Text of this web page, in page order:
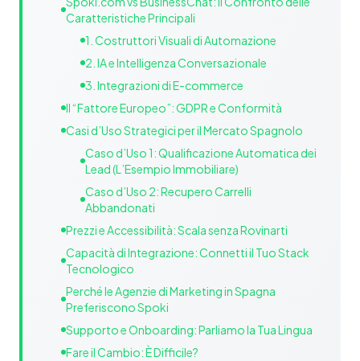
Caratteristiche Principali
1. Costruttori Visuali di Automazione
2. IA e Intelligenza Conversazionale
3. Integrazioni di E-commerce
Il “Fattore Europeo”: GDPR e Conformità
Casi d’Uso Strategici per il Mercato Spagnolo
Caso d’Uso 1: Qualificazione Automatica dei
Lead (L’Esempio Immobiliare)
Caso d’Uso 2: Recupero Carrelli
Abbandonati
Prezzi e Accessibilità: Scala senza Rovinarti
Capacità di Integrazione: Connetti il Tuo Stack
Tecnologico
Perché le Agenzie di Marketing in Spagna
Preferiscono Spoki
Supporto e Onboarding: Parliamo la Tua Lingua
Fare il Cambio: È Difficile?